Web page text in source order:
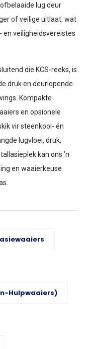
lug deur
of veilige uitlaat, wat
en veiligheidsvereistes
die KCS-reeks, is
druk en deurlopende
Kompakte
en opsionele
vir steenkool- én
lugvloei, druk,
kan ons ’n
en waaierkeuse
Hulpwaaiers)